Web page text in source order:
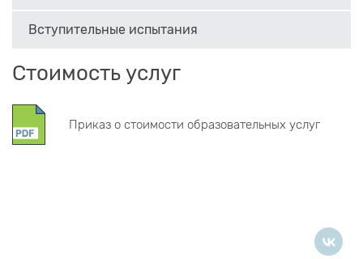
Вступительные испытания
Стоимость услуг
Приказ о стоимости образовательных услуг